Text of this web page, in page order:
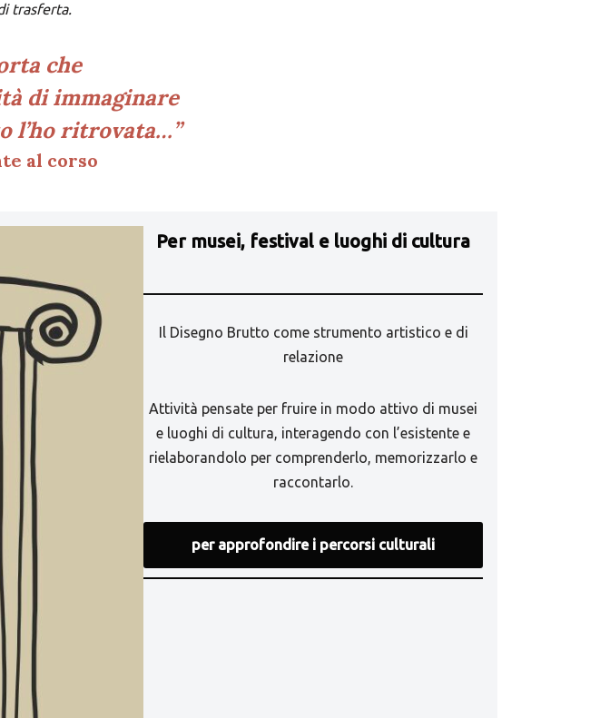
trasferta.
che
di immaginare
l’ho ritrovata…”
al corso
Per musei, festival e luoghi di cultura
Il Disegno Brutto come strumento artistico e di
relazione
Attività pensate per fruire in modo attivo di musei
e luoghi di cultura, interagendo con l’esistente e
rielaborandolo per comprenderlo, memorizzarlo e
raccontarlo.
per approfondire i percorsi culturali